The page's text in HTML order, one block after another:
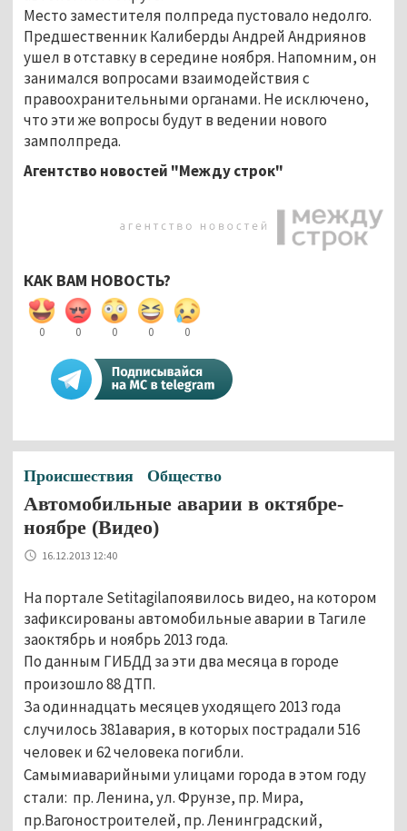
Место заместителя полпреда пустовало недолго.
Предшественник Калиберды Андрей Андриянов
ушел в отставку в середине ноября. Напомним, он
занимался вопросами взаимодействия с
правоохранительными органами. Не исключено,
что эти же вопросы будут в ведении нового
замполпреда.
Агентство новостей "Между строк"
КАК ВАМ НОВОСТЬ?
0 0 0 0 0
Происшествия Общество
Автомобильные аварии в октябре-
ноябре (Видео)
16.12.2013 12:40
На портале Setitagilaпоявилось видео, на котором
зафиксированы автомобильные аварии в Тагиле
заоктябрь и ноябрь 2013 года.
По данным ГИБДД за эти два месяца в городе
произошло 88 ДТП.
За одиннадцать месяцев уходящего 2013 года
случилось 381авария, в которых пострадали 516
человек и 62 человека погибли.
Самымиаварийными улицами города в этом году
стали: пр. Ленина, ул. Фрунзе, пр. Мира,
пр.Вагоностроителей, пр. Ленинградский,